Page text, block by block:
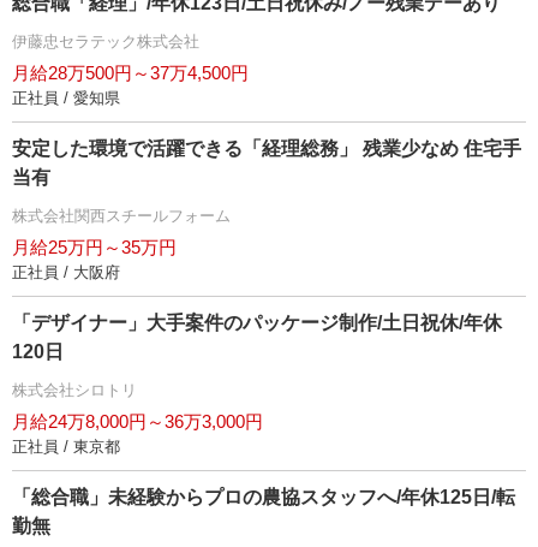
伊藤忠セラテック株式会社
月給28万500円～37万4,500円
正社員 / 愛知県
安定した環境で活躍できる「経理総務」 残業少なめ 住宅手
当有
株式会社関西スチールフォーム
月給25万円～35万円
正社員 / 大阪府
「デザイナー」大手案件のパッケージ制作/土日祝休/年休
120日
株式会社シロトリ
月給24万8,000円～36万3,000円
正社員 / 東京都
「総合職」未経験からプロの農協スタッフへ/年休125日/転
勤無